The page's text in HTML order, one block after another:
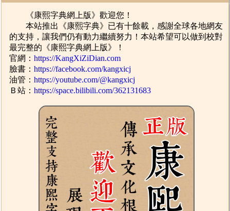
《康熙字典網上版》歡迎您！
本站推出《康熙字典》已有十餘載，感謝全球各地網友
的支持，讓我們仍有動力繼續努力！本站希望可以做到校對
最完整的《康熙字典網上版》！
官網：https://KangXiZiDian.com
臉書：https://facebook.com/kangxicj
油管：https://youtube.com/@kangxicj
Ｂ站：https://space.bilibili.com/362131683